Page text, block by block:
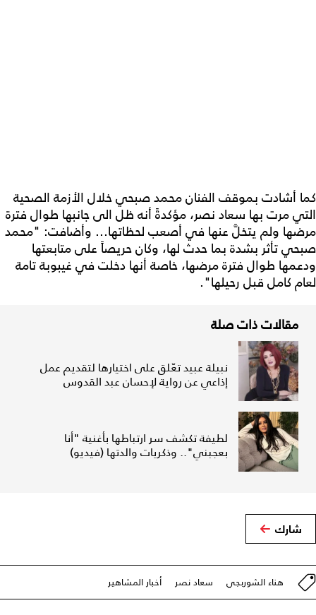
كما أشادت بموقف الفنان محمد صبحي خلال الأزمة الصحية
التي مرت بها سعاد نصر، مؤكدةً أنه ظل الى جانبها طوال فترة
مرضها ولم يتخلَّ عنها في أصعب لحظاتها... وأضافت: "محمد
صبحي تأثر بشدة بما حدث لها، وكان حريصاً على متابعتها
ودعمها طوال فترة مرضها، خاصة أنها دخلت في غيبوبة تامة
لعام كامل قبل رحيلها".
مقالات ذات صلة
نبيلة عبيد تعّلق على اختيارها لتقديم عمل
إذاعي عن رواية لإحسان عبد القدوس
لطيفة تكشف سر ارتباطها بأغنية "أنا
بعجبني".. وذكريات والدتها (فيديو)
شارك
هناء الشوربجي سعاد نصر أخبار المشاهير